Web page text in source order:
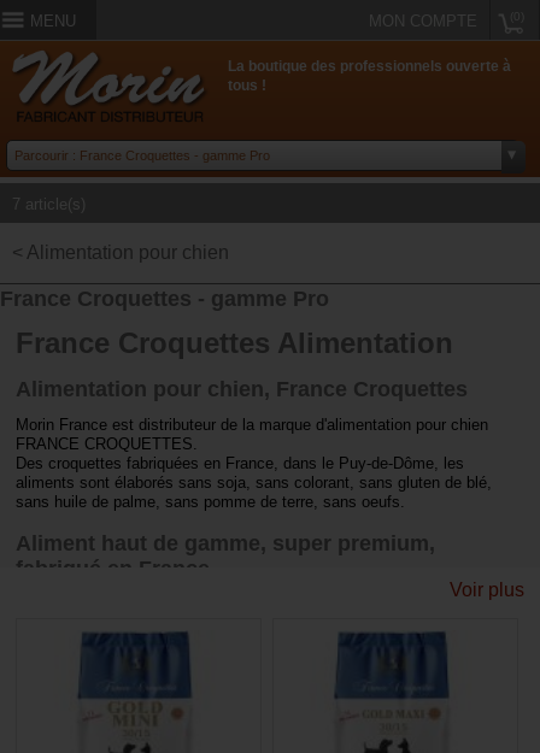
MENU MON COMPTE
La boutique des professionnels ouverte à
tous !
7 article(s)
< Alimentation pour chien
France Croquettes - gamme Pro
France Croquettes Alimentation
Alimentation pour chien, France Croquettes
Morin France est distributeur de la marque d'alimentation pour chien
FRANCE CROQUETTES.
Des croquettes fabriquées en France, dans le Puy-de-Dôme, les
aliments sont élaborés sans soja, sans colorant, sans gluten de blé,
sans huile de palme, sans pomme de terre, sans oeufs.
Aliment haut de gamme, super premium,
fabriqué en France
Les aliments France Croquettes contribuent au bon fonctionnement du
Voir plus